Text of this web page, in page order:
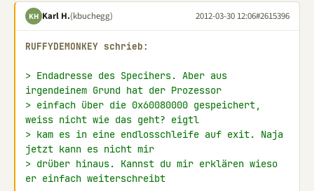
KH Karl H.(kbuchegg) 2012-03-30 12:06#2615396
RUFFYDEMONKEY schrieb:
> Endadresse des Specihers. Aber aus
irgendeinem Grund hat der Prozessor
> einfach über die 0x60080000 gespeichert,
weiss nicht wie das geht? eigtl
> kam es in eine endlosschleife auf exit. Naja
jetzt kann es nicht mir
> drüber hinaus. Kannst du mir erklären wieso
er einfach weiterschreibt